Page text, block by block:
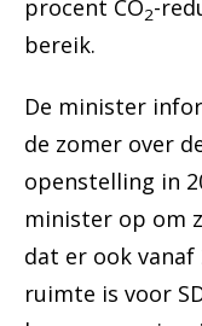
procent CO2-
bereik.
De minister
de zomer over
openstelling in
minister op om
dat er ook vanaf
ruimte is voor